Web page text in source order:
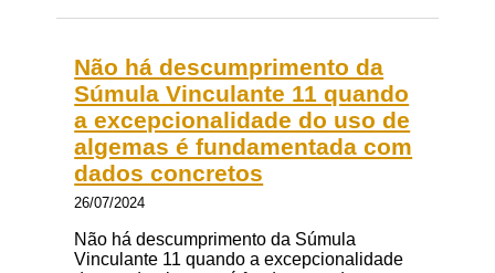
Não há descumprimento da
Súmula Vinculante 11 quando
a excepcionalidade do uso de
algemas é fundamentada com
dados concretos
26/07/2024
Não há descumprimento da Súmula
Vinculante 11 quando a excepcionalidade